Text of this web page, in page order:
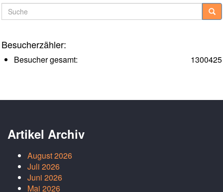
Suche
Besucherzähler:
1300425
Besucher gesamt:
Artikel Archiv
August 2026
Juli 2026
Juni 2026
Mai 2026